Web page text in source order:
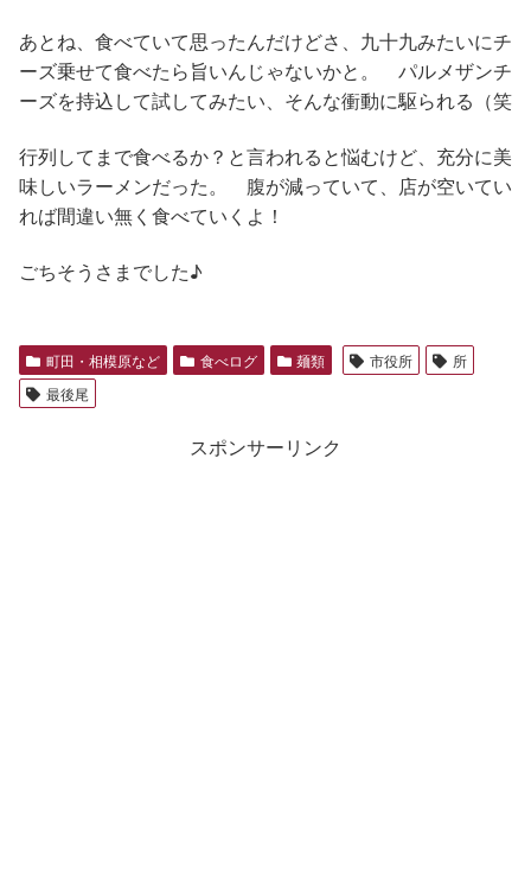
あとね、食べていて思ったんだけどさ、九十九みたいにチ
ーズ乗せて食べたら旨いんじゃないかと。 パルメザンチ
ーズを持込して試してみたい、そんな衝動に駆られる（笑
行列してまで食べるか？と言われると悩むけど、充分に美
味しいラーメンだった。 腹が減っていて、店が空いてい
れば間違い無く食べていくよ！
ごちそうさまでした♪
町田・相模原など 食べログ 麺類 市役所
所
最後尾
スポンサーリンク